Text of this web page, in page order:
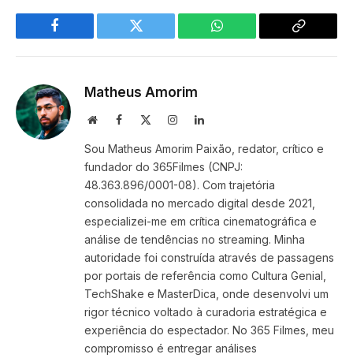
Facebook Twitter WhatsApp
Copy
Matheus Amorim
WebsiteFacebook InstagramLinkedIn
Sou Matheus Amorim Paixão, redator, crítico e
fundador do 365Filmes (CNPJ:
48.363.896/0001-08). Com trajetória
consolidada no mercado digital desde 2021,
especializei-me em crítica cinematográfica e
análise de tendências no streaming. Minha
autoridade foi construída através de passagens
por portais de referência como Cultura Genial,
TechShake e MasterDica, onde desenvolvi um
rigor técnico voltado à curadoria estratégica e
experiência do espectador. No 365 Filmes, meu
compromisso é entregar análises